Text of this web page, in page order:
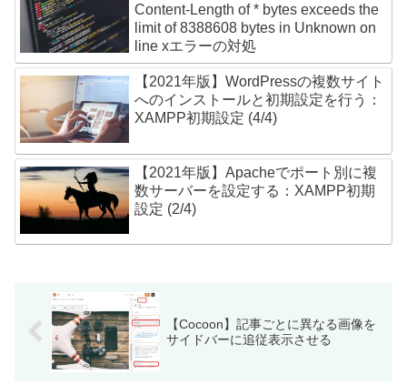
Content-Length of * bytes exceeds the
limit of 8388608 bytes in Unknown on
line xエラーの対処
【2021年版】WordPressの複数サイト
へのインストールと初期設定を行う：
XAMPP初期設定 (4/4)
【2021年版】Apacheでポート別に複
数サーバーを設定する：XAMPP初期
設定 (2/4)
【Cocoon】記事ごとに異なる画像を
サイドバーに追従表示させる